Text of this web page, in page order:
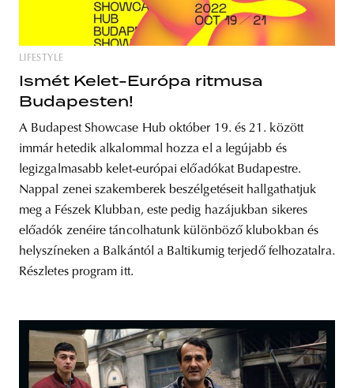
LIFESTYLE
Ismét Kelet-Európa ritmusa
Budapesten!
A Budapest Showcase Hub október 19. és 21. között
immár hetedik alkalommal hozza el a legújabb és
legizgalmasabb kelet-európai előadókat Budapestre.
Nappal zenei szakemberek beszélgetéseit hallgathatjuk
meg a Fészek Klubban, este pedig hazájukban sikeres
előadók zenéire táncolhatunk különböző klubokban és
helyszíneken a Balkántól a Baltikumig terjedő felhozatalra.
Részletes program itt.